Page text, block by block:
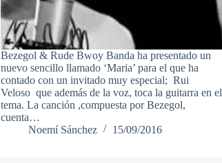
Bezegol & Rude Bwoy Banda ha presentado un
nuevo sencillo llamado ‘Maria’ para el que ha
contado con un invitado muy especial; Rui
Veloso que además de la voz, toca la guitarra en el
tema. La canción ,compuesta por Bezegol,
cuenta…
Noemí Sánchez
15/09/2016